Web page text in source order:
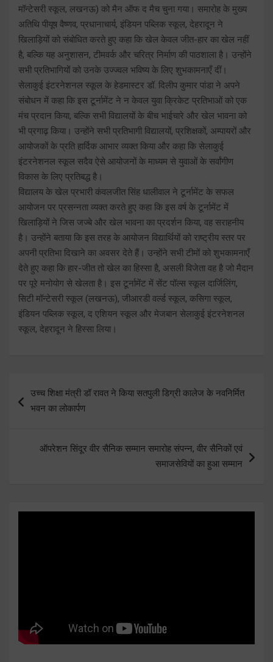
मॉन्टेसरी स्कूल, लखनऊ) को मैन ऑफ द मैच चुना गया। समारोह के मुख्य
अतिथि पीयूष वैष्णव, प्रधानाचार्य, इंडियन पब्लिक स्कूल, देहरादून ने
खिलाड़ियों को संबोधित करते हुए कहा कि खेल केवल जीत-हार का खेल नहीं
है, बल्कि यह अनुशासन, टीमवर्क और चरित्र निर्माण की पाठशाला है। उन्होंने
सभी प्रतिभागियों को उनके उज्ज्वल भविष्य के लिए शुभकामनाएँ दीं।
सेलाकुई इंटरनेशनल स्कूल के हेडमास्टर डॉ. दिलीप कुमार पांडा ने अपने
संबोधन में कहा कि इस टूर्नामेंट ने न केवल युवा क्रिकेट प्रतिभाओं को एक
मंच प्रदान किया, बल्कि सभी विद्यालयों के बीच भाईचारे और खेल भावना को
भी प्रगाढ़ किया। उन्होंने सभी प्रतिभागी विद्यालयों, प्रशिक्षकों, अम्पायरों और
आयोजकों के प्रति हार्दिक आभार व्यक्त किया और कहा कि सेलाकुई
इंटरनेशनल स्कूल सदैव ऐसे आयोजनों के माध्यम से युवाओं के सर्वांगीण
विकास के लिए प्रतिबद्ध है।
विद्यालय के खेल प्रभारी कंवलजीत सिंह धालीवाल ने टूर्नामेंट के सफल
आयोजन पर प्रसन्नता व्यक्त करते हुए कहा कि इस वर्ष के टूर्नामेंट में
खिलाड़ियों ने जिस जज्बे और खेल भावना का प्रदर्शन किया, वह सराहनीय
है। उन्होंने बताया कि इस तरह के आयोजन विद्यार्थियों को राष्ट्रीय स्तर पर
अपनी प्रतिभा दिखाने का अवसर देते हैं। उन्होंने सभी टीमों को शुभकामनाएँ
देते हुए कहा कि हार-जीत तो खेल का हिस्सा है, असली विजेता वह है जो मैदान
पर पूरे मनोयोग से खेलता है। इस टूर्नामेंट में सेंट पॉल्स स्कूल दार्जिलिंग,
सिटी मॉन्टेसरी स्कूल (लखनऊ), जीआरडी वर्ल्ड स्कूल, कसिगा स्कूल,
इंडियन पब्लिक स्कूल, द एशियन स्कूल और मेजबान सेलाकुई इंटरनेशनल
स्कूल, देहरादून ने हिस्सा लिया।
navigation
उच्च शिक्षा मंत्री डॉ रावत ने किया सतपुली डिग्री कालेज के नवनिर्मित
भवन का लोकार्पण
ऑपरेशन सिंदूर वीर सैनिक सम्मान समारोह संपन्न, वीर सैनिकों एवं
समाजसेवियों का हुआ सम्मान